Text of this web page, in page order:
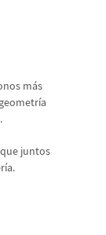
más
ía
juntos
ía.